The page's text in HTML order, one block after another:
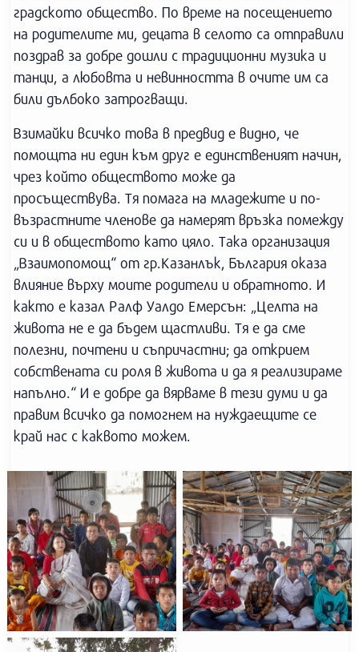
градското общество. По време на посещението
на родителите ми, децата в селото са отправили
поздрав за добре дошли с традиционни музика и
танци, а любовта и невинността в очите им са
били дълбоко затрогващи.
Взимайки всичко това в предвид е видно, че
помощта ни един към друг е единственият начин,
чрез който обществото може да
просъществува. Тя помага на младежите и по-
възрастните членове да намерят връзка помежду
си и в обществото като цяло. Така организация
„Взаимопомощ“ от гр.Казанлък, България оказа
влияние върху моите родители и обратното. И
както е казал Ралф Уалдо Емерсън: „Целта на
живота не е да бъдем щастливи. Тя е да сме
полезни, почтени и съпричастни; да открием
собствената си роля в живота и да я реализираме
напълно.“ И е добре да вярваме в тези думи и да
правим всичко да помогнем на нуждаещите се
край нас с каквото можем.